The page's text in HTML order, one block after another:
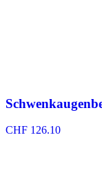
CHF 126.10